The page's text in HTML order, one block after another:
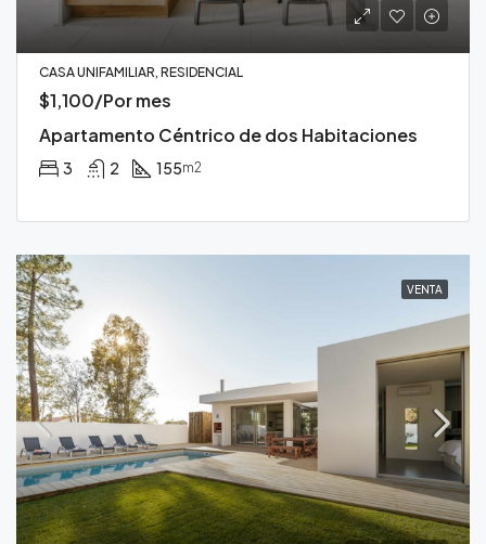
CASA UNIFAMILIAR, RESIDENCIAL
$1,100/Por mes
Apartamento Céntrico de dos Habitaciones
3 2 155m2
VENTA